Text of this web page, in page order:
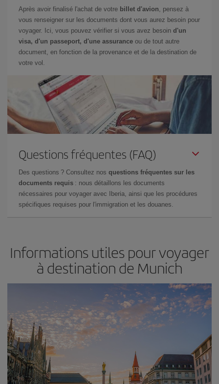
Après avoir finalisé l'achat de votre billet d'avion, pensez à
vous renseigner sur les documents dont vous aurez besoin pour
voyager. Ici, vous pouvez vérifier si vous avez besoin d'un
visa, d'un passeport, d'une assurance ou de tout autre
document, en fonction de la provenance et de la destination de
votre vol.
Questions fréquentes (FAQ)
Des questions ? Consultez nos questions fréquentes sur les
documents requis : nous détaillons les documents
nécessaires pour voyager avec Iberia, ainsi que les procédures
spécifiques requises pour l'immigration et les douanes.
Informations utiles pour voyager
à destination de Munich